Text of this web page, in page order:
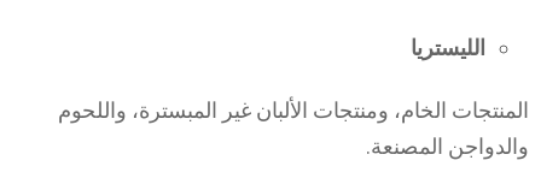
الليستريا
المنتجات الخام، ومنتجات الألبان غير المبسترة، واللحوم
والدواجن المصنعة.